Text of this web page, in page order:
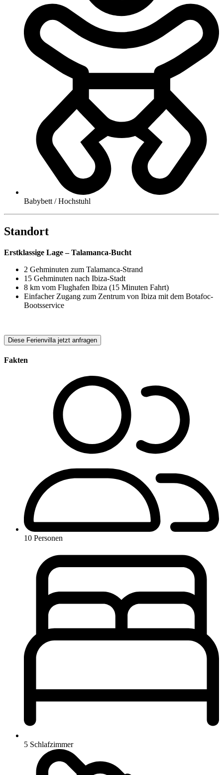
Babybett / Hochstuhl
Standort
Erstklassige Lage – Talamanca-Bucht
2 Gehminuten zum Talamanca-Strand
15 Gehminuten nach Ibiza-Stadt
8 km vom Flughafen Ibiza (15 Minuten Fahrt)
Einfacher Zugang zum Zentrum von Ibiza mit dem Botafoc-
Bootsservice
Diese Ferienvilla jetzt anfragen
Fakten
10 Personen
5 Schlafzimmer